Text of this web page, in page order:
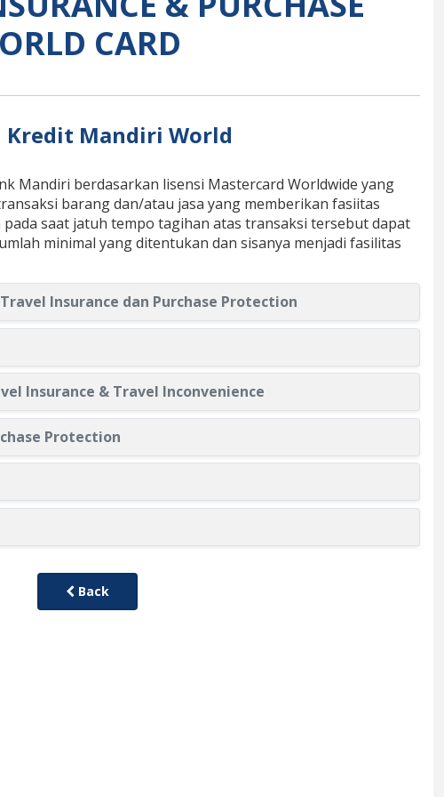
CARD
Kredit Mandiri World
Mandiri berdasarkan lisensi Mastercard Worldwide yang
barang dan/atau jasa yang memberikan fasiitas
saat jatuh tempo tagihan atas transaksi tersebut dapat
minimal yang ditentukan dan sisanya menjadi fasilitas
Charge) Travel Insurance dan Purchase Protection
Insurance & Travel Inconvenience
Protection
Back